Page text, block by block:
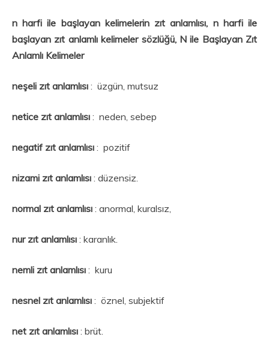
n harfi ile başlayan kelimelerin zıt anlamlısı, n harfi ile
başlayan zıt anlamlı kelimeler sözlüğü, N ile Başlayan Zıt
Anlamlı Kelimeler
neşeli zıt anlamlısı : üzgün, mutsuz
netice zıt anlamlısı : neden, sebep
negatif zıt anlamlısı : pozitif
nizami zıt anlamlısı : düzensiz.
normal zıt anlamlısı : anormal, kuralsız,
nur zıt anlamlısı : karanlık.
nemli zıt anlamlısı : kuru
nesnel zıt anlamlısı : öznel, subjektif
net zıt anlamlısı : brüt.